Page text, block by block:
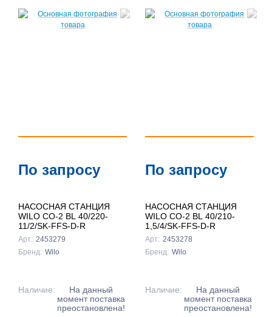
↑
По запросу
НАСОСНАЯ СТАНЦИЯ
WILO CO-2 BL 40/220-
11/2/SK-FFS-D-R
Арт: 2453279
Бренд: Wilo
Наличие:
На данный
момент поставка
преостановлена!
По запросу
НАСОСНАЯ СТАНЦИЯ
WILO CO-2 BL 40/210-
1,5/4/SK-FFS-D-R
Арт: 2453278
Бренд: Wilo
Наличие:
На данный
момент поставка
преостановлена!